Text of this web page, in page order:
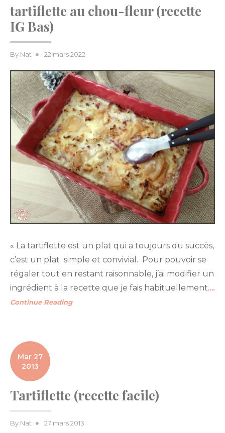
tartiflette au chou-fleur (recette
IG Bas)
By Nat
Posted
22 mars 2022
« La tartiflette est un plat qui a toujours du succès,
c’est un plat simple et convivial. Pour pouvoir se
régaler tout en restant raisonnable, j’ai modifier un
ingrédient à la recette que je fais habituellement.…
Continue Reading
Mar 27
2013
Tartiflette (recette facile)
By Nat
Posted
27 mars 2013